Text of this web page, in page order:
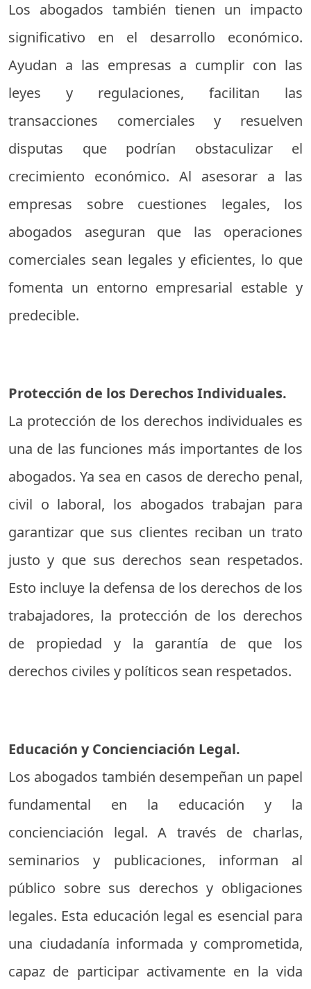
Los abogados también tienen un impacto
significativo en el desarrollo económico.
Ayudan a las empresas a cumplir con las
leyes y regulaciones, facilitan las
transacciones comerciales y resuelven
disputas que podrían obstaculizar el
crecimiento económico. Al asesorar a las
empresas sobre cuestiones legales, los
abogados aseguran que las operaciones
comerciales sean legales y eficientes, lo que
fomenta un entorno empresarial estable y
predecible.
Protección de los Derechos Individuales.
La protección de los derechos individuales es
una de las funciones más importantes de los
abogados. Ya sea en casos de derecho penal,
civil o laboral, los abogados trabajan para
garantizar que sus clientes reciban un trato
justo y que sus derechos sean respetados.
Esto incluye la defensa de los derechos de los
trabajadores, la protección de los derechos
de propiedad y la garantía de que los
derechos civiles y políticos sean respetados.
Educación y Concienciación Legal.
Los abogados también desempeñan un papel
fundamental en la educación y la
concienciación legal. A través de charlas,
seminarios y publicaciones, informan al
público sobre sus derechos y obligaciones
legales. Esta educación legal es esencial para
una ciudadanía informada y comprometida,
capaz de participar activamente en la vida